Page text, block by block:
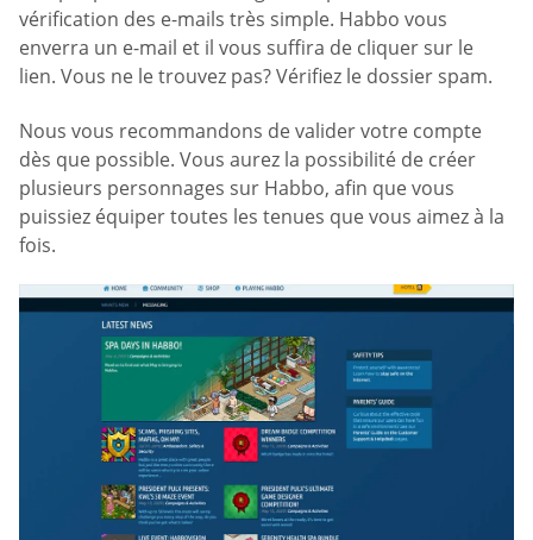
vérification des e-mails très simple. Habbo vous
enverra un e-mail et il vous suffira de cliquer sur le
lien. Vous ne le trouvez pas? Vérifiez le dossier spam.
Nous vous recommandons de valider votre compte
dès que possible. Vous aurez la possibilité de créer
plusieurs personnages sur Habbo, afin que vous
puissiez équiper toutes les tenues que vous aimez à la
fois.